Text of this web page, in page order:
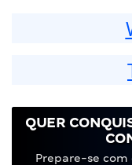
QUER
Prepare-se